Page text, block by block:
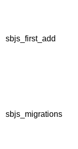
sbjs_first_add
sbjs_migrations